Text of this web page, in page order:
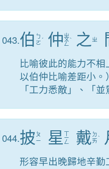
043.伯 ㄅ
ㄛ ˊ 仲 ㄓ
ㄨ
ㄥ
ˋ 之 ㄓ
比喻彼此的能力不
以伯仲比喻差距小
「工力悉敵」、「
044.披 ㄆ
ㄧ
星 ㄒ
ㄧ
ㄥ 戴 ㄉ
ㄞˋ
形容早出晚歸地辛勤